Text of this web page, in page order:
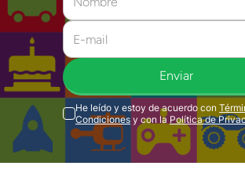
Enviar
He leído y estoy de acuerdo con
Condiciones y con la Política de